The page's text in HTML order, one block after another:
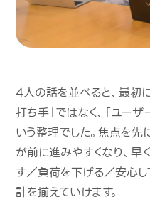
4人の話を並べると、最初
打ち手」ではなく、「ユー
いう整理でした。焦点を先
が前に進みやすくなり、
す／負荷を下げる／安心
計を揃えていけます。